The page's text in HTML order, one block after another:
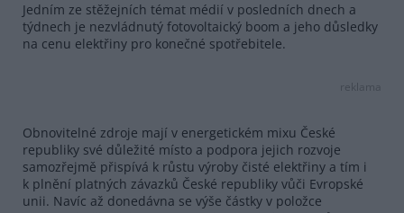
Jedním ze stěžejních témat médií v posledních dnech a
týdnech je nezvládnutý fotovoltaický boom a jeho důsledky
na cenu elektřiny pro konečné spotřebitele.
reklama
Obnovitelné zdroje mají v energetickém mixu České
republiky své důležité místo a podpora jejich rozvoje
samozřejmě přispívá k růstu výroby čisté elektřiny a tím i
k plnění platných závazků České republiky vůči Evropské
unii. Navíc až donedávna se výše částky v položce